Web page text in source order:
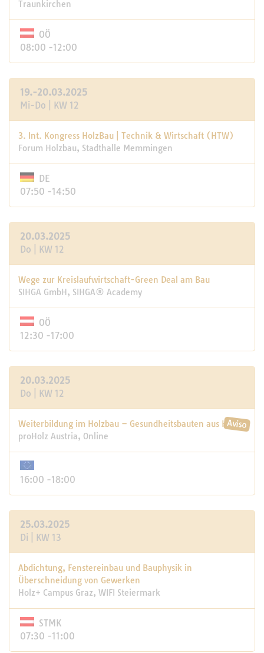
Traunkirchen
OÖ
08:00 -12:00
19.-20.03.2025
Mi-Do | KW 12
3. Int. Kongress HolzBau | Technik & Wirtschaft (HTW)
Forum Holzbau, Stadthalle Memmingen
DE
07:50 -14:50
20.03.2025
Do | KW 12
Wege zur Kreislaufwirtschaft-Green Deal am Bau
SIHGA GmbH, SIHGA® Academy
OÖ
12:30 -17:00
20.03.2025
Do | KW 12
Weiterbildung im Holzbau – Gesundheitsbauten aus Holz
proHolz Austria, Online
16:00 -18:00
25.03.2025
Di | KW 13
Abdichtung, Fenstereinbau und Bauphysik in
Überschneidung von Gewerken
Holz+ Campus Graz, WIFI Steiermark
STMK
07:30 -11:00